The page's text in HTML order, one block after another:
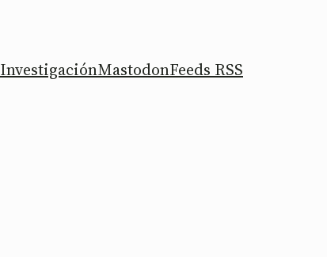
InvestigaciónMastodonFeeds RSS